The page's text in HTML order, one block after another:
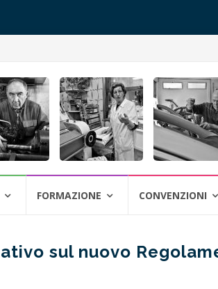
FORMAZIONE CONVENZIONI
sul nuovo